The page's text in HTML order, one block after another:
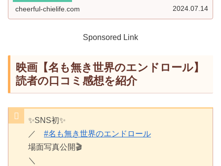
cheerful-chielife.com 2024.07.14
Sponsored Link
映画【名も無き世界のエンドロール】
読者の口コミ感想を紹介
✨SNS初✨
／ #名も無き世界のエンドロール
場面写真公開🎬
＼